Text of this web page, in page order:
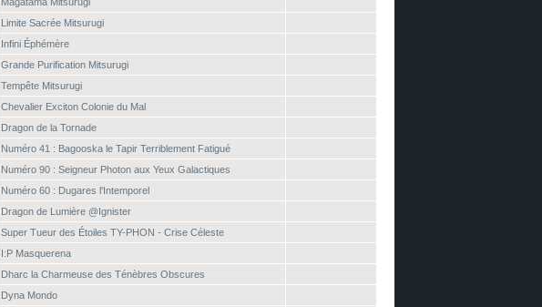
Limite Sacrée Mitsurugi
Infini Éphémère
Grande Purification Mitsurugi
Tempête Mitsurugi
Chevalier Exciton Colonie du Mal
Dragon de la Tornade
Numéro 41 : Bagooska le Tapir Terriblement Fatigué
Numéro 90 : Seigneur Photon aux Yeux Galactiques
Numéro 60 : Dugares l'Intemporel
Dragon de Lumière @Ignister
Super Tueur des Étoiles TY-PHON - Crise Céleste
I:P Masquerena
Dharc la Charmeuse des Ténèbres Obscures
Dyna Mondo